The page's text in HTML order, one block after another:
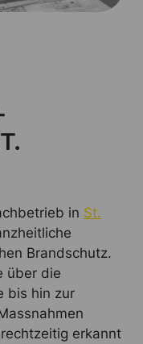
in St.
Brandschutz.
über die
bis hin zur
erkannt